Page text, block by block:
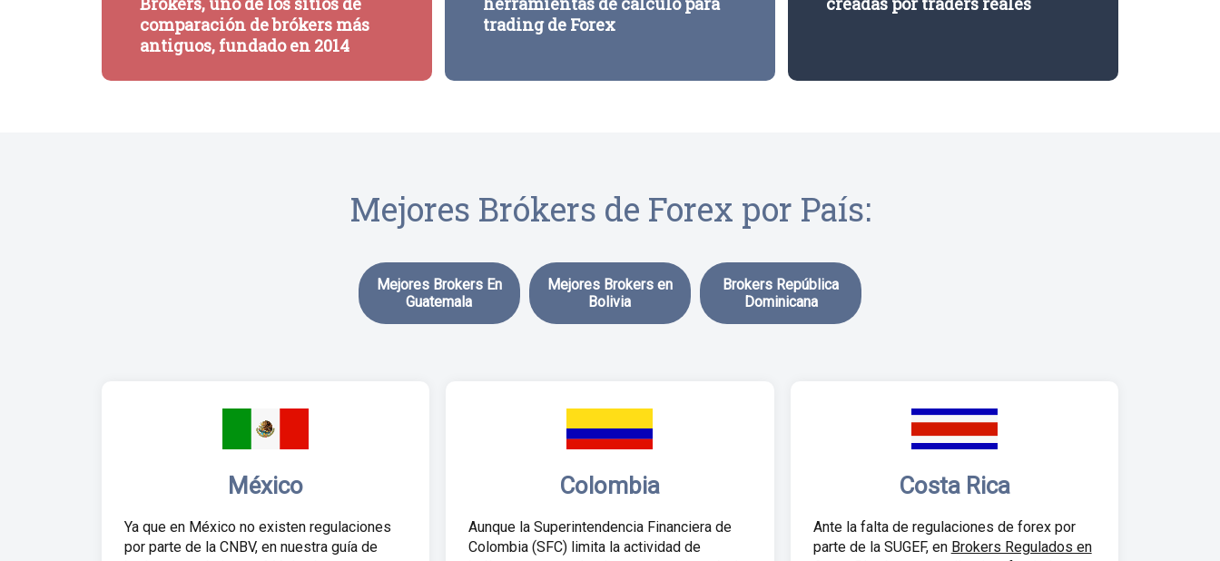
comparación de brókers más
antiguos, fundado en 2014
trading de Forex
Mejores Brókers de Forex por País:
Mejores Brokers En
Guatemala
Mejores Brokers en
Bolivia
Brokers República
Dominicana
México
Ya que en México no existen regulaciones
por parte de la CNBV, en nuestra guía de
Colombia
Aunque la Superintendencia Financiera de
Colombia (SFC) limita la actividad de
Costa Rica
Ante la falta de regulaciones de forex por
parte de la SUGEF, en Brokers Regulados en